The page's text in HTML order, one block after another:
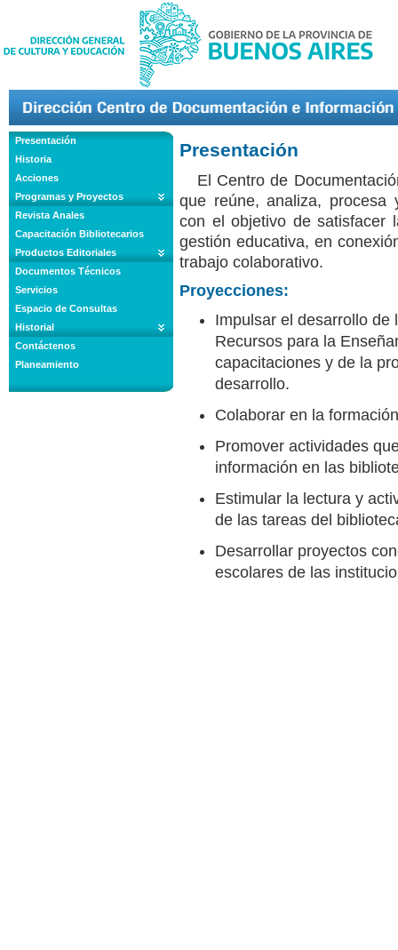
Presentación
Historia
Acciones
Programas y Proyectos
Revista Anales
Capacitación Bibliotecarios
Productos Editoriales
Documentos Técnicos
Servicios
Espacio de Consultas
Historial
Contáctenos
Planeamiento
Presentación
El Centro de
que reúne, analiza, procesa
con el objetivo de satisfacer
gestión educativa, en
trabajo colaborativo.
Proyecciones:
Impulsar el desarrollo de
Recursos para la
capacitaciones y de la
desarrollo.
Colaborar en la
Promover actividades
información en las
Estimular la lectura y
de las tareas del
Desarrollar proyectos
escolares de las